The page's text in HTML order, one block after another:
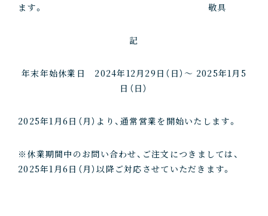
ます。 敬具
記
年末年始休業日 2024年12月29日（日）～ 2025年1月5
日（日）
2025年1月6日（月）より、通常営業を開始いたします。
※休業期間中のお問い合わせ、ご注文につきましては、
2025年1月6日（月）以降ご対応させていただきます。